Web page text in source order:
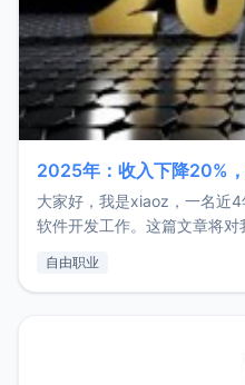
2025年：收入下降20%
大家好，我是xiaoz，一名近
软件开发工作。这篇文章将
收入下降20%，但却过得很
自由职业